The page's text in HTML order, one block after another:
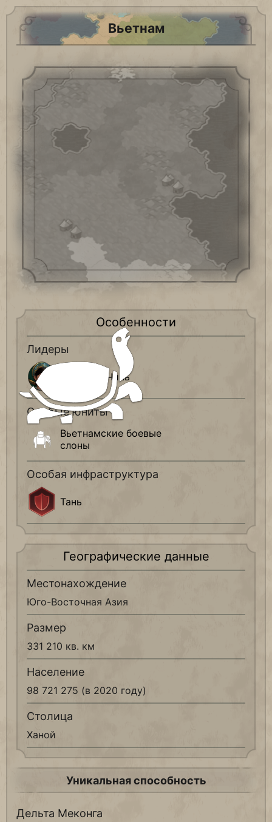
Вьетнам
Особенности
Лидеры
Чьеу Тхи Чинь
Особые юниты
Вьетнамские боевые
слоны
Особая инфраструктура
Тань
Географические данные
Местонахождение
Юго-Восточная Азия
Размер
331 210 кв. км
Население
98 721 275 (в 2020 году)
Столица
Ханой
Уникальная способность
Дельта Меконга